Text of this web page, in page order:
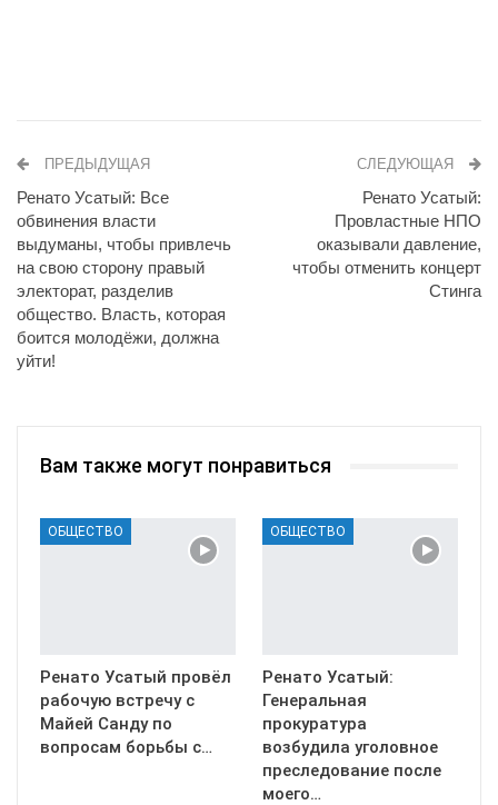
ПРЕДЫДУЩАЯ
Ренато Усатый: Все
обвинения власти
выдуманы, чтобы привлечь
на свою сторону правый
электорат, разделив
общество. Власть, которая
боится молодёжи, должна
уйти!
СЛЕДУЮЩАЯ
Ренато Усатый:
Провластные НПО
оказывали давление,
чтобы отменить концерт
Стинга
Вам также могут понравиться
ОБЩЕСТВО
Ренато Усатый провёл
рабочую встречу с
Майей Санду по
вопросам борьбы с…
ОБЩЕСТВО
Ренато Усатый:
Генеральная
прокуратура
возбудила уголовное
преследование после
моего…